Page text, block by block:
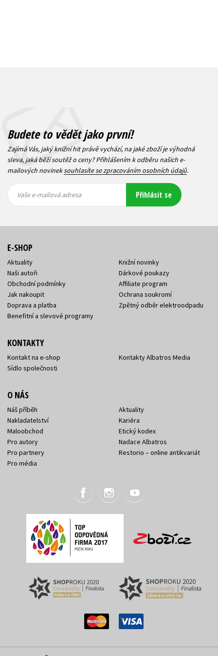
Budete to vědět jako první!
Zajímá Vás, jaký knižní hit právě vychází, na jaké zboží je výhodná
sleva, jaká běží soutěž o ceny? Přihlášením k odběru našich e-
mailových novineksouhlasíte se zpracováním osobních údajů.
mailová
mailová
Vaše e-mailová adresa Přihlásit se
E-SHOP
Aktuality
Naši autoři
Obchodní podmínky
Jak nakoupit
Doprava a platba
Benefitní a slevové programy
Knižní novinky
Dárkové poukazy
Affiliate program
Ochrana soukromí
Zpětný odběr elektroodpadu
KONTAKTY
Kontakt na e-shop
Sídlo společnosti
Kontakty Albatros Media
O NÁS
Náš příběh
Nakladatelství
Maloobchod
Pro autory
Pro partnery
Pro média
Aktuality
Kariéra
Etický kodex
Nadace Albatros
Restorio – online antikvariát